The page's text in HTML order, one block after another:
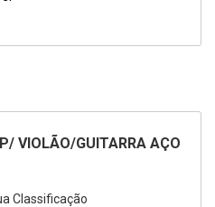
VIOLÃO/GUITARRA AÇO
Classificação